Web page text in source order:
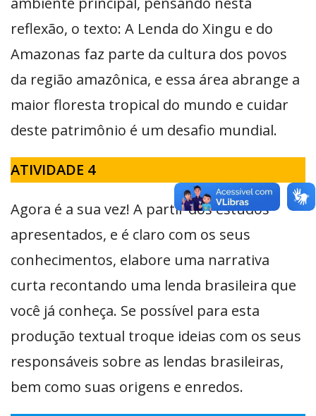
reflexão, o texto: A Lenda do Xingu e do
Amazonas faz parte da cultura dos povos
da região amazônica, e essa área abrange a
maior floresta tropical do mundo e cuidar
deste patrimônio é um desafio mundial.
ATIVIDADE 4
Agora é a sua vez! A partir dos estudos
apresentados, e é claro com os seus
conhecimentos, elabore uma narrativa
curta recontando uma lenda brasileira que
você já conheça. Se possível para esta
produção textual troque ideias com os seus
responsáveis sobre as lendas brasileiras,
bem como suas origens e enredos.